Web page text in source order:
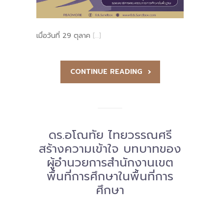
เมื่อวันที่ 29 ตุลาค […]
CONTINUE READING
ดร.อโณทัย ไทยวรรณศรี
สร้างความเข้าใจ บทบาทของ
ผู้อำนวยการสำนักงานเขต
พื้นที่การศึกษาในพื้นที่การ
ศึกษา